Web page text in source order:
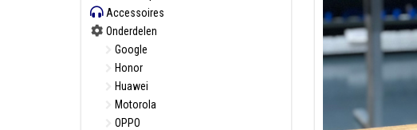
Accessoires
Onderdelen
Google
Honor
Huawei
Motorola
OPPO